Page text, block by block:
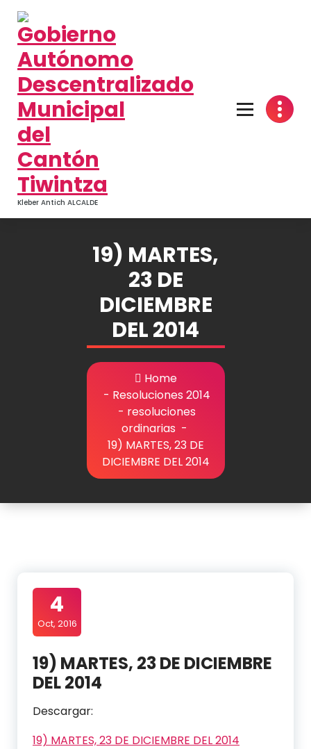
Kleber Antich ALCALDE
19) MARTES,
23 DE
DICIEMBRE
DEL 2014
Home
- Resoluciones 2014
- resoluciones
ordinarias -
19) MARTES, 23 DE
DICIEMBRE DEL 2014
4
Oct, 2016
19) MARTES, 23 DE DICIEMBRE
DEL 2014
Descargar:
19) MARTES, 23 DE DICIEMBRE DEL 2014